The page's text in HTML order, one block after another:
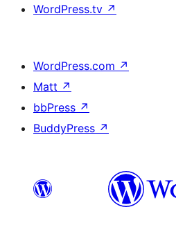
WordPress.tv ↗
WordPress.com ↗
Matt ↗
bbPress ↗
BuddyPress ↗